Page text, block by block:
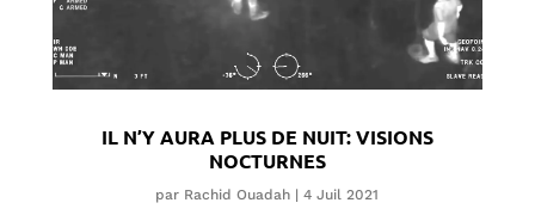
IL N’Y AURA PLUS DE NUIT: VISIONS
NOCTURNES
par Rachid Ouadah |4 Juil 2021